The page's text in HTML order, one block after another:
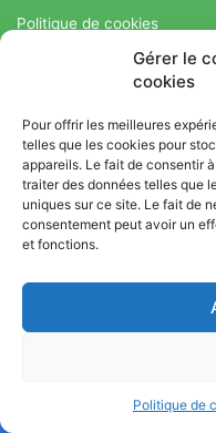
Gérer le
cookies
Pour offrir les meilleures
telles que les cookies pour
appareils. Le fait de consentir
traiter des données telles que
uniques sur ce site. Le fait de
consentement peut avoir un
et fonctions.
Politique de
Politique de cookies
Régime Savoir Maigrir.fr :
une perte de poids durable
© Copyright 2026,
Bien-Être : Yoga,
L’équipe
Régime Savoir Maigrir.fr :
une